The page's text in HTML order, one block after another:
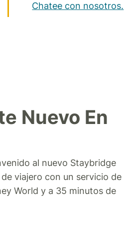
Chatee con nosotros.
Nuevo En
al nuevo Staybridge
viajero con un servicio de
World y a 35 minutos de